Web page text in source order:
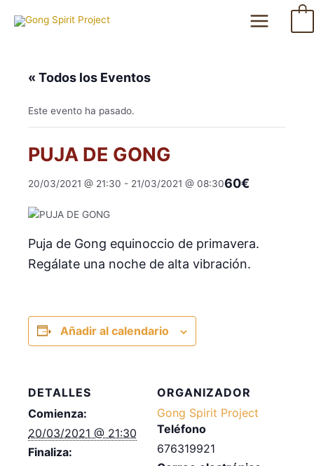
Main
« Todos los Eventos
Este evento ha pasado.
PUJA DE GONG
20/03/2021 @ 21:30 - 21/03/2021 @ 08:3060€
Puja de Gong equinoccio de primavera.
Regálate una noche de alta vibración.
Añadir al calendario
DETALLES
Comienza:
20/03/2021 @ 21:30
Finaliza:
ORGANIZADOR
Gong Spirit Project
Teléfono
676319921